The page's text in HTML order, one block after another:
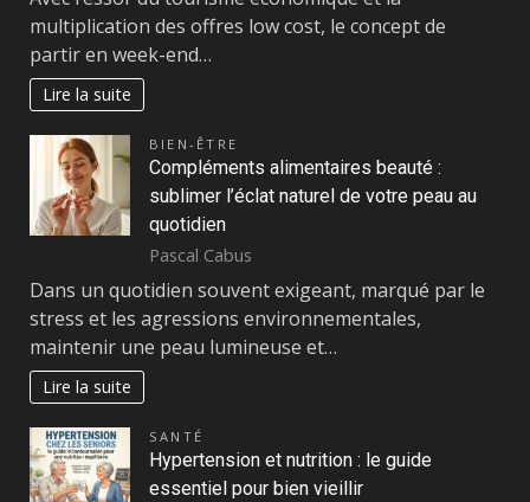
multiplication des offres low cost, le concept de
partir en week-end…
Lire la suite
BIEN-ÊTRE
Compléments alimentaires beauté :
sublimer l’éclat naturel de votre peau au
quotidien
Pascal Cabus
Dans un quotidien souvent exigeant, marqué par le
stress et les agressions environnementales,
maintenir une peau lumineuse et…
Lire la suite
SANTÉ
Hypertension et nutrition : le guide
essentiel pour bien vieillir